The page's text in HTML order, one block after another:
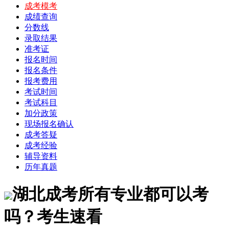
成考模考
成绩查询
分数线
录取结果
准考证
报名时间
报名条件
报考费用
考试时间
考试科目
加分政策
现场报名确认
成考答疑
成考经验
辅导资料
历年真题
湖北成考所有专业都可以考
吗？考生速看